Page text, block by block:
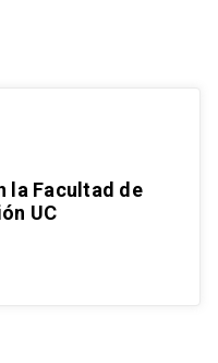
la Facultad de
UC